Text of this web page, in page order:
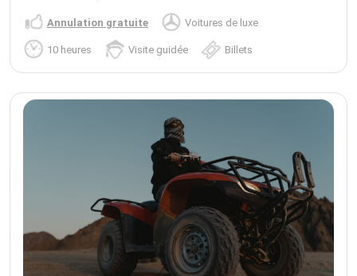
Annulation gratuite Voitures de luxe
10 heures Visite guidée Billets